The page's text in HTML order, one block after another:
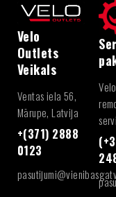
Velo
Outlets
Veikals
Ventas iela 56,
Mārupe, Latvija
+(371) 2888
0123